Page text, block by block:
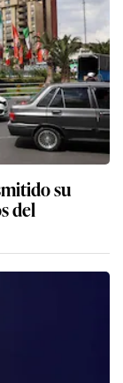
su
del